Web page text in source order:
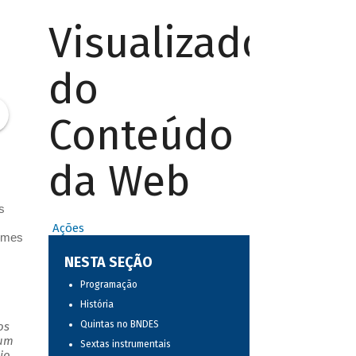
Visualizador
do
Conteúdo
da Web
Ações
NESTA SEÇÃO
Programação
História
Quintas no BNDES
Sextas instrumentais